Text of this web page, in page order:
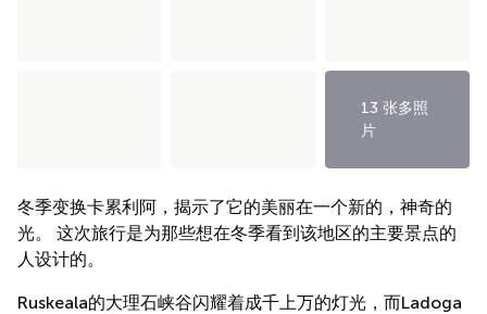
13 张多照
片
冬季变换卡累利阿，揭示了它的美丽在一个新的，神奇的
光。 这次旅行是为那些想在冬季看到该地区的主要景点的
人设计的。
Ruskeala的大理石峡谷闪耀着成千上万的灯光，而Ladoga